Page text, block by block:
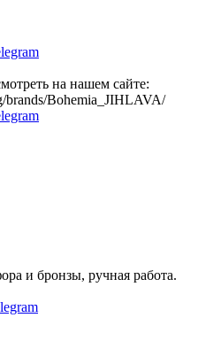
на нашем сайте:
brands/Bohemia_JIHLAVA/
и бронзы, ручная работа.